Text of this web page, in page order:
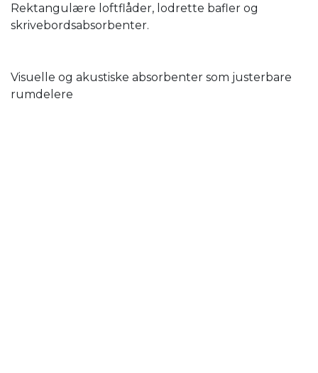
Rektangulære loftflåder, lodrette bafler og
skrivebordsabsorbenter.
Visuelle og akustiske absorbenter som justerbare
rumdelere